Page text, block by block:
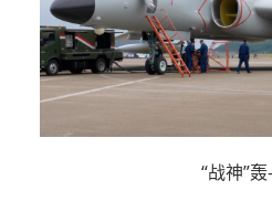
“战神”